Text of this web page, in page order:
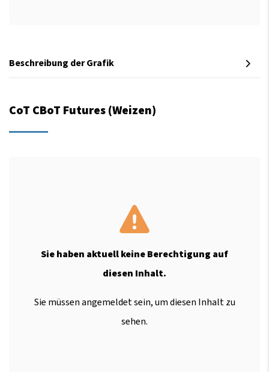
Beschreibung der Grafik
CoT CBoT Futures (Weizen)
Sie haben aktuell keine Berechtigung auf
diesen Inhalt.
Sie müssen angemeldet sein, um diesen Inhalt zu
sehen.